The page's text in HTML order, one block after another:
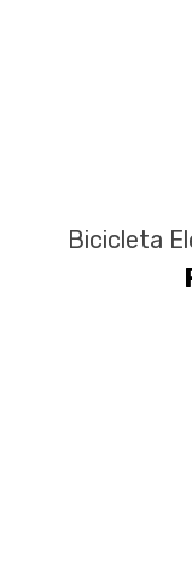
Bicicleta